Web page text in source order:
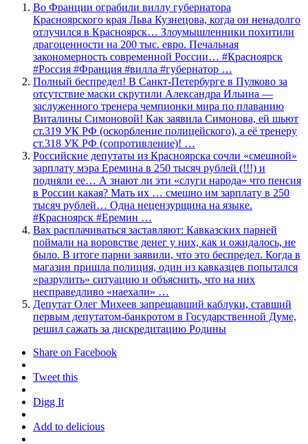
Во Франции ограбили виллу губернатора
Красноярского края Льва Кузнецова, когда он ненадолго
отлучился в Красноярск… Злоумышленники похитили
драгоценности на 200 тыс. евро. Печальная
закономерность современной России… #Красноярск
#Россия #Франция #вилла #губернатор …
Полный беспредел! В Санкт-Петербурге в Пулково за
отсутствие маски скрутили Александра Ильина —
заслуженного тренера чемпионки мира по плаванию
Виталины Симоновой! Как заявила Симонова, ей шьют
ст.319 УК РФ (оскорбление полицейского), а её тренеру
ст.318 УК РФ (сопротивление)! …
Российские депутаты из Красноярска сочли «смешной»
зарплату мэра Еремина в 250 тысяч рублей (!!!) и
подняли ее… А знают ли эти «слуги народа» что пенсия
в России какая? Мать их … смешно им зарплату в 250
тысяч рублей… Одна нецензурщина на языке.
#Красноярск #Еремин …
Вах расплачиваться заставляют: Кавказских парней
поймали на воровстве денег у них, как и ожидалось, не
было. В итоге парни заявили, что это беспредел. Когда в
магазин пришла полиция, один из кавказцев попытался
«разрулить» ситуацию и объяснить, что на них
несправедливо «наехали» …
Депутат Олег Михеев запрещавший каблуки, ставший
первым депутатом-банкротом в Государственной Думе,
решил сажать за дискредитацию Родины
Share on Facebook
Tweet this
Digg It
Add to delicious